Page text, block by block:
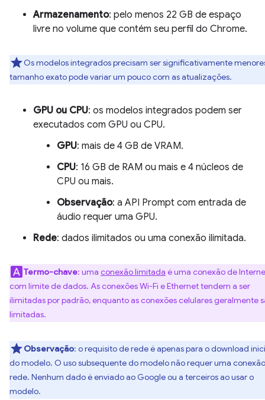
Armazenamento: pelo menos 22 GB de espaço
livre no volume que contém seu perfil do Chrome.
Os modelos integrados precisam ser significativamente
tamanho exato pode variar um pouco com as atualizações.
GPU ou CPU: os modelos integrados podem ser
executados com GPU ou CPU.
GPU: mais de 4 GB de VRAM.
CPU: 16 GB de RAM ou mais e 4 núcleos de
CPU ou mais.
Observação: a API Prompt com entrada de
áudio requer uma GPU.
Rede: dados ilimitados ou uma conexão ilimitada.
Termo-chave: uma conexão limitada é uma conexão de
com limite de dados. As conexões Wi-Fi e Ethernet tendem a ser
ilimitadas por padrão, enquanto as conexões celulares geralmente
limitadas.
Observação: o requisito de rede é apenas para o download
do modelo. O uso subsequente do modelo não requer uma
rede. Nenhum dado é enviado ao Google ou a terceiros ao usar o
modelo.